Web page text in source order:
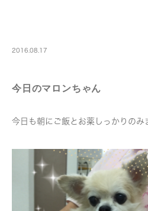
2016.08.17
今日のマロンちゃん
今日も朝にご飯とお薬しっかりのみ